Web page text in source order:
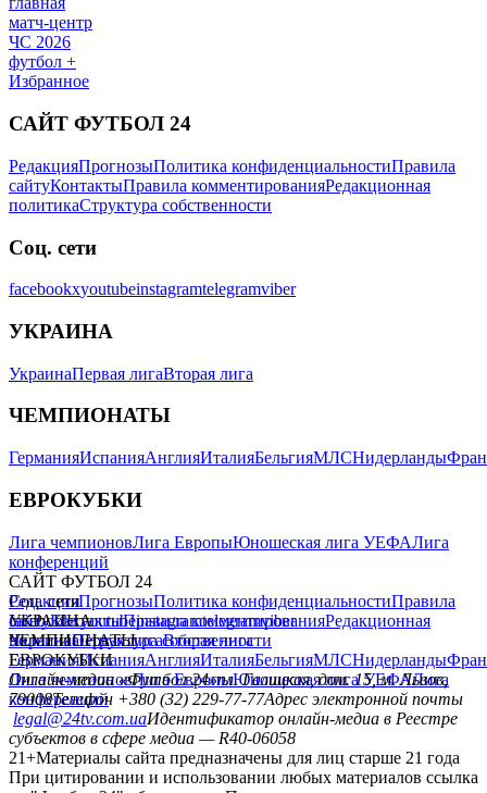
матч-центр
ЧС 2026
футбол +
Избранное
САЙТ ФУТБОЛ 24
РедакцияПрогнозыПолитика конфиденциальностиПравила
сайтуКонтактыПравила комментированияРедакционная
политикаСтруктура собственности
Соц. сети
facebookxyoutubeinstagramtelegramviber
УКРАИНА
УкраинаПервая лигаВторая лига
ЧЕМПИОНАТЫ
ГерманияИспанияАнглияИталияБельгияМЛСНидерланды
ЕВРОКУБКИ
Лига чемпионовЛига ЕвропыЮношеская лига УЕФАЛига
конференций
САЙТ ФУТБОЛ 24
РедакцияПрогнозыПолитика конфиденциальностиПравила
сайтуКонтактыПравила комментированияРедакционная
политикаСтруктура собственности
Соц. сети
facebookxyoutubeinstagramtelegramviber
УКРАИНА
УкраинаПервая лигаВторая лига
ЧЕМПИОНАТЫ
ГерманияИспанияАнглияИталияБельгияМЛСНидерланды
ЕВРОКУБКИ
Лига чемпионовЛига ЕвропыЮношеская лига УЕФАЛига
конференций
Онлайн-медиа «Футбол 24»пл. Галицкая, дом. 15, м. Львов,
79008Телефон +380 (32) 229-77-77Адрес электронной почты
legal@24tv.com.uaИдентификатор онлайн-медиа в Реестре
субъектов в сфере медиа — R40-06058
21+Материалы сайта предназначены для лиц старше 21 года
При цитировании и использовании любых материалов ссылка